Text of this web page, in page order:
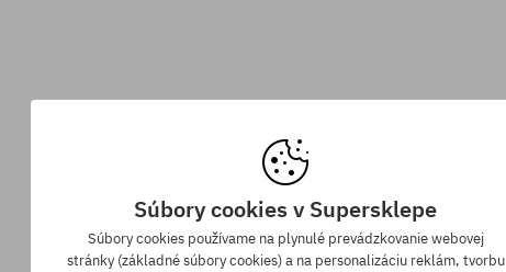
Súbory cookies v Supersklepe
Súbory cookies používame na plynulé prevádzkovanie webovej
stránky (základné súbory cookies) a na personalizáciu reklám, tvorbu